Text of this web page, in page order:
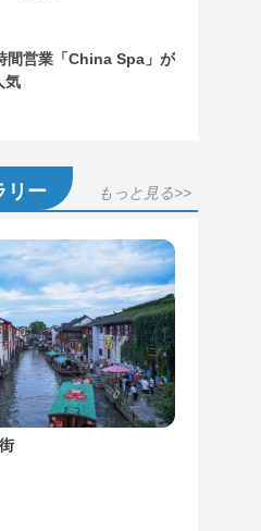
間営業「China Spa」が
気
リー もっと見る>>